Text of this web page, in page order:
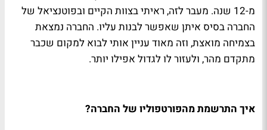
מ-12 שנה. מעבר לזה, ראיתי בצוות הקיים ובפוטנציאל של
החברה בסיס איתן שאפשר לבנות עליו. החברה נמצאת
בצמיחה מואצת, וזה מאוד עניין אותי לבוא למקום שכבר
מתקדם מהר, ולעזור לו לגדול אפילו יותר.
איך התרשמת מהפורטפוליו של החברה?